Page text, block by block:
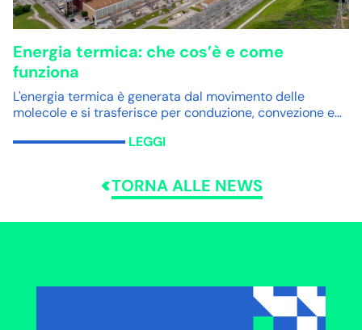
Energia termica: che cos’è e come
funziona
L'energia termica è generata dal movimento delle
molecole e si trasferisce per conduzione, convezione e…
LEGGI
TORNA ALLE NEWS